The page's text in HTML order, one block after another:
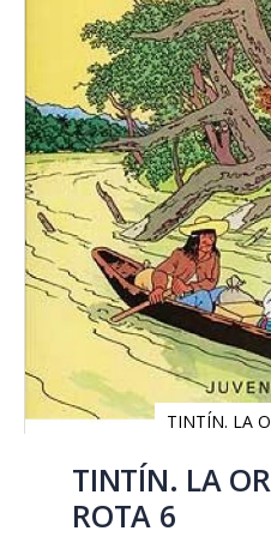
TINTÍN. LA
comienzoTINTÍN. LA
ROTA 6